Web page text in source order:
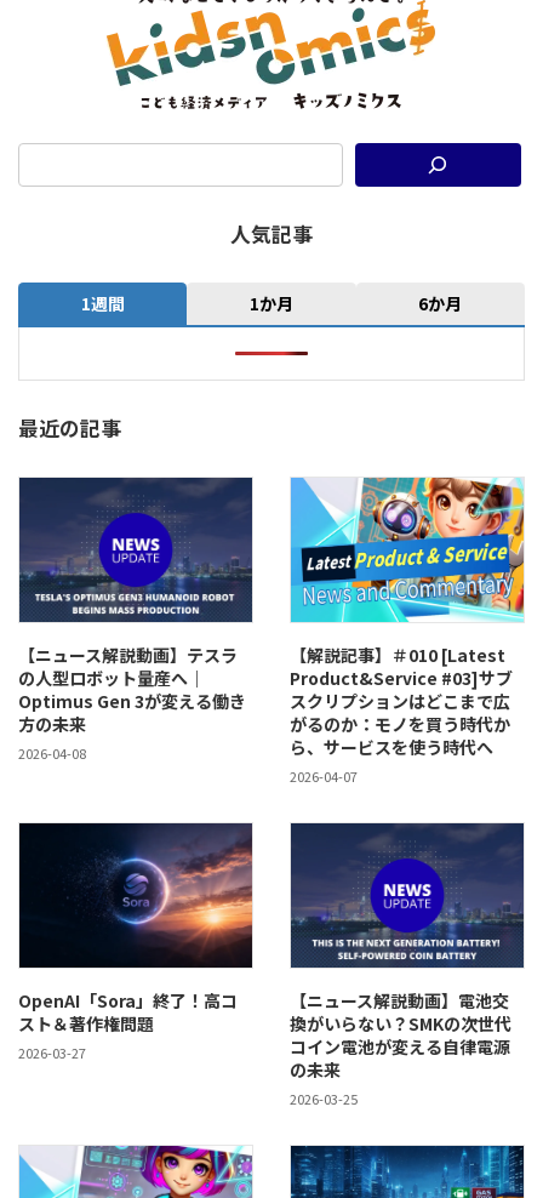
人気記事
1週間 1か月 6か月
最近の記事
【ニュース解説動画】テスラ
の人型ロボット量産へ｜
Optimus Gen 3が変える働き
方の未来
2026-04-08
【解説記事】＃010 [Latest
Product&Service #03]サブ
スクリプションはどこまで広
がるのか：モノを買う時代か
ら、サービスを使う時代へ
2026-04-07
OpenAI「Sora」終了！高コ
スト＆著作権問題
2026-03-27
【ニュース解説動画】電池交
換がいらない？SMKの次世代
コイン電池が変える自律電源
の未来
2026-03-25